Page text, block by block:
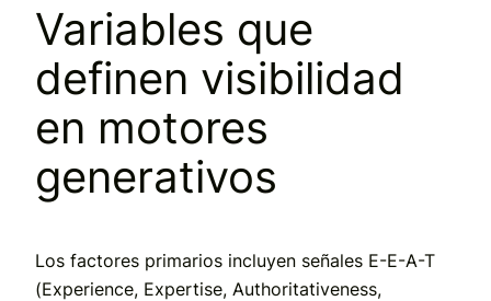
Variables que
definen visibilidad
en motores
generativos
Los factores primarios incluyen señales E-E-A-T
(Experience, Expertise, Authoritativeness,